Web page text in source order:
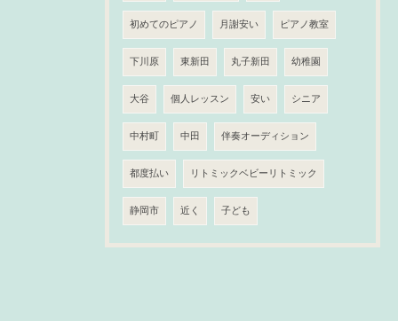
初めてのピアノ 月謝安い ピアノ教室
下川原 東新田 丸子新田 幼稚園
大谷 個人レッスン 安い シニア
中村町 中田 伴奏オーディション
都度払い リトミックベビーリトミック
静岡市 近く 子ども